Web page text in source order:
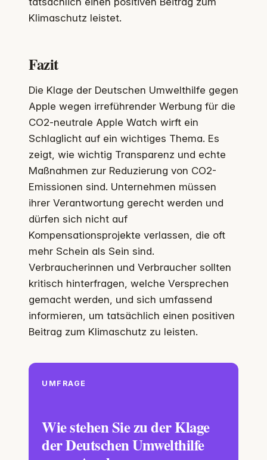
Klimaschutz leistet.
Fazit
Die Klage der Deutschen Umwelthilfe gegen
Apple wegen irreführender Werbung für die
CO2-neutrale Apple Watch wirft ein
Schlaglicht auf ein wichtiges Thema. Es
zeigt, wie wichtig Transparenz und echte
Maßnahmen zur Reduzierung von CO2-
Emissionen sind. Unternehmen müssen
ihrer Verantwortung gerecht werden und
dürfen sich nicht auf
Kompensationsprojekte verlassen, die oft
mehr Schein als Sein sind.
Verbraucherinnen und Verbraucher sollten
kritisch hinterfragen, welche Versprechen
gemacht werden, und sich umfassend
informieren, um tatsächlich einen positiven
Beitrag zum Klimaschutz zu leisten.
UMFRAGE
Wie stehen Sie zu der Klage
der Deutschen Umwelthilfe